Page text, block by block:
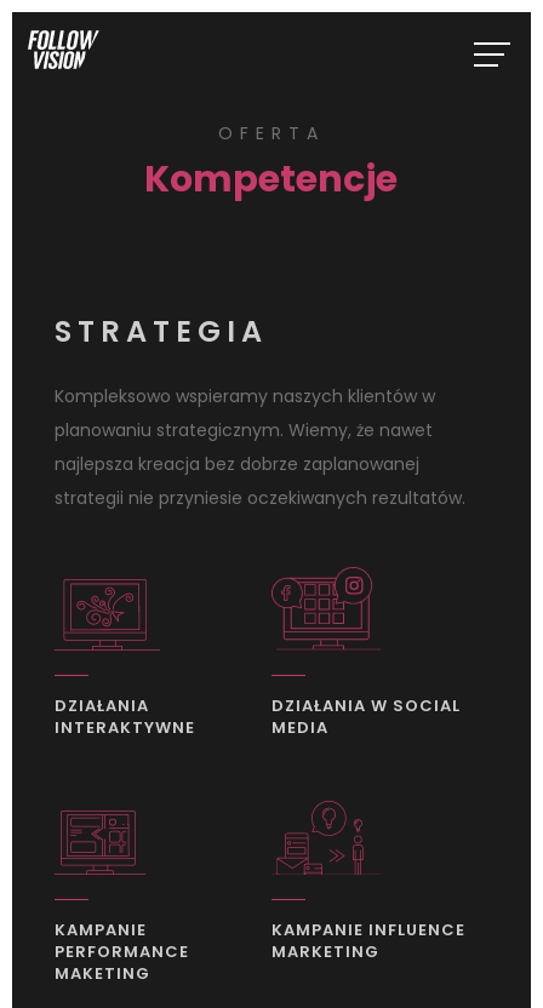
OFERTA
Kompetencje
STRATEGIA
Kompleksowo wspieramy naszych klientów w
planowaniu strategicznym. Wiemy, że nawet
najlepsza kreacja bez dobrze zaplanowanej
strategii nie przyniesie oczekiwanych rezultatów.
DZIAŁANIA
INTERAKTYWNE
DZIAŁANIA W SOCIAL
MEDIA
KAMPANIE
PERFORMANCE
MAKETING
KAMPANIE INFLUENCE
MARKETING